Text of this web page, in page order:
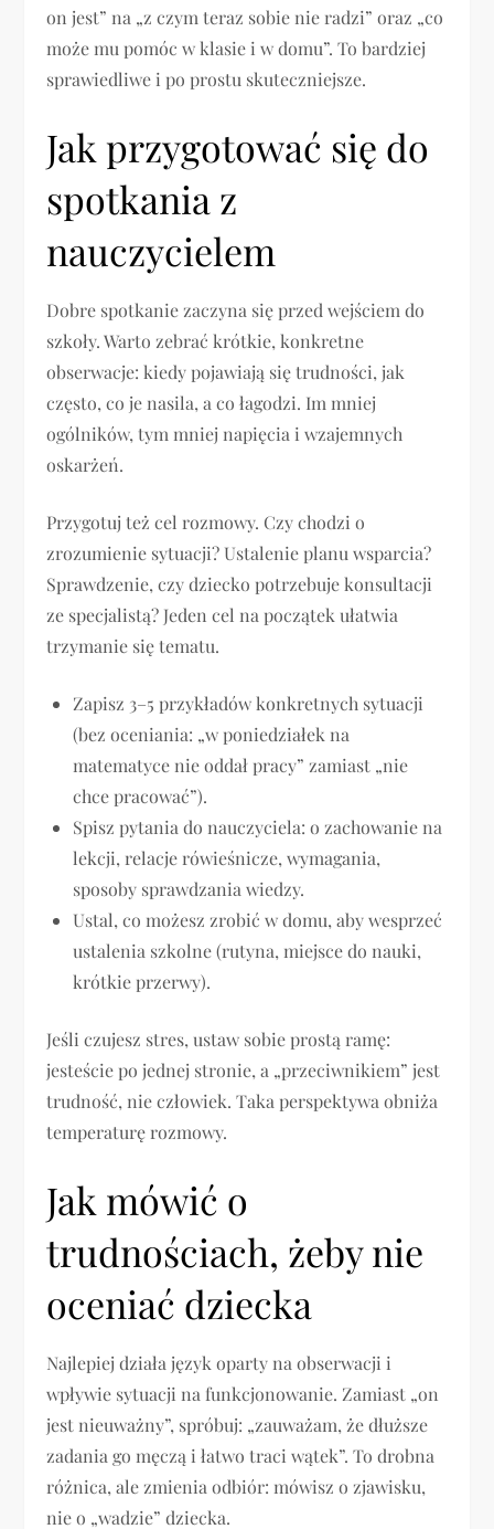
on jest” na „z czym teraz sobie nie radzi” oraz „co
może mu pomóc w klasie i w domu”. To bardziej
sprawiedliwe i po prostu skuteczniejsze.
Jak przygotować się do
spotkania z
nauczycielem
Dobre spotkanie zaczyna się przed wejściem do
szkoły. Warto zebrać krótkie, konkretne
obserwacje: kiedy pojawiają się trudności, jak
często, co je nasila, a co łagodzi. Im mniej
ogólników, tym mniej napięcia i wzajemnych
oskarżeń.
Przygotuj też cel rozmowy. Czy chodzi o
zrozumienie sytuacji? Ustalenie planu wsparcia?
Sprawdzenie, czy dziecko potrzebuje konsultacji
ze specjalistą? Jeden cel na początek ułatwia
trzymanie się tematu.
Zapisz 3–5 przykładów konkretnych sytuacji
(bez oceniania: „w poniedziałek na
matematyce nie oddał pracy” zamiast „nie
chce pracować”).
Spisz pytania do nauczyciela: o zachowanie na
lekcji, relacje rówieśnicze, wymagania,
sposoby sprawdzania wiedzy.
Ustal, co możesz zrobić w domu, aby wesprzeć
ustalenia szkolne (rutyna, miejsce do nauki,
krótkie przerwy).
Jeśli czujesz stres, ustaw sobie prostą ramę:
jesteście po jednej stronie, a „przeciwnikiem” jest
trudność, nie człowiek. Taka perspektywa obniża
temperaturę rozmowy.
Jak mówić o
trudnościach, żeby nie
oceniać dziecka
Najlepiej działa język oparty na obserwacji i
wpływie sytuacji na funkcjonowanie. Zamiast „on
jest nieuważny”, spróbuj: „zauważam, że dłuższe
zadania go męczą i łatwo traci wątek”. To drobna
różnica, ale zmienia odbiór: mówisz o zjawisku,
nie o „wadzie” dziecka.